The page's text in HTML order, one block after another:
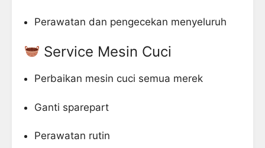
Perawatan dan pengecekan menyeluruh
Service Mesin Cuci
Perbaikan mesin cuci semua merek
Ganti sparepart
Perawatan rutin